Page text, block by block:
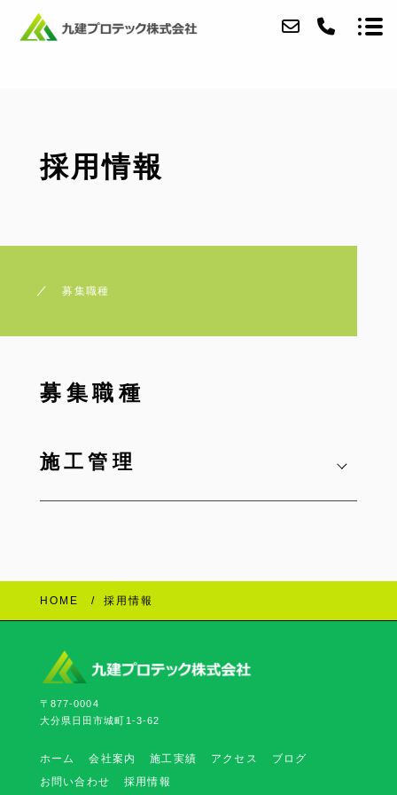
アクセス
採用情報
募集職種
募集職種
施工管理
HOME 採用情報
〒877-0004
大分県日田市城町1-3-62
ホーム 会社案内 施工実績 アクセス
ブログ
お問い合わせ
採用情報